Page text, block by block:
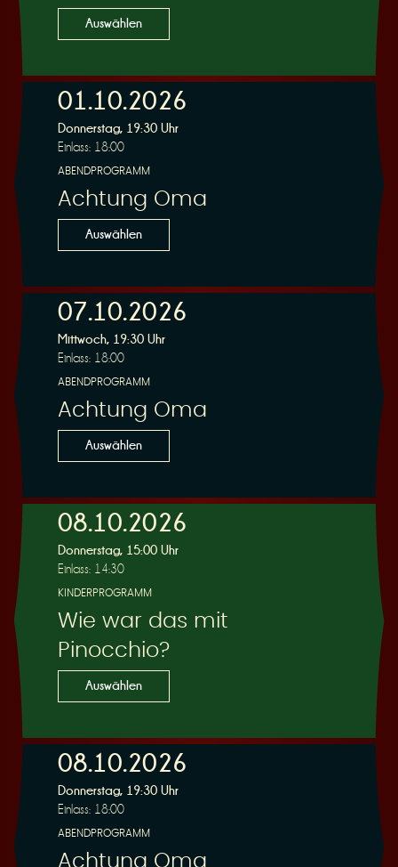
e
r
v
i
e
r
u
Auswählen
01.10.2026
Donnerstag, 19:30 Uhr
Einlass: 18:00
ABENDPROGRAMM
Achtung Oma
Auswählen
07.10.2026
Mittwoch, 19:30 Uhr
Einlass: 18:00
ABENDPROGRAMM
Achtung Oma
Auswählen
08.10.2026
Donnerstag, 15:00 Uhr
Einlass: 14:30
KINDERPROGRAMM
Wie war das mit
Pinocchio?
Auswählen
08.10.2026
Donnerstag, 19:30 Uhr
Einlass: 18:00
ABENDPROGRAMM
Achtung Oma